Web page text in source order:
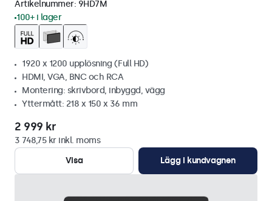
Artikelnummer: 9HD7M
100+ i lager
1920 x 1200 upplösning (Full HD)
HDMI, VGA, BNC och RCA
Montering: skrivbord, inbyggd, vägg
Yttermått: 218 x 150 x 36 mm
2 999 kr
3 748,75 kr inkl. moms
Visa
Lägg i kundvagnen